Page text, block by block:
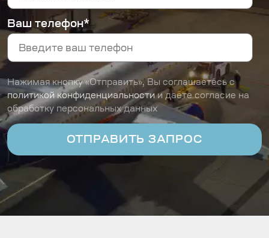
Ваш телефон*
Нажимая кнопку «Отправить», Вы соглашаетесь с
политикой конфиденциальностии даёте согласие на
обработку персональных данных